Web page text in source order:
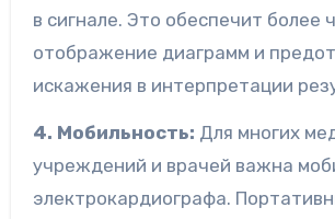
в сигнале. Это обеспечит более
отображение диаграмм и
искажения в интерпретации
4. Мобильность: Для многих
учреждений и врачей важна
электрокардиографа.